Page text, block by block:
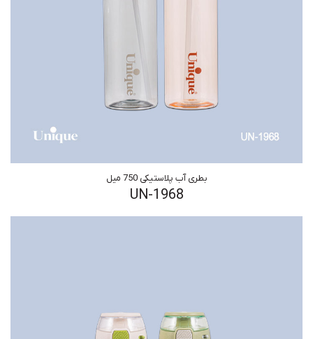
بطری آب پلاستیکی 750 میل
UN-1968